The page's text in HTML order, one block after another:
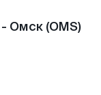
Омск (OMS)